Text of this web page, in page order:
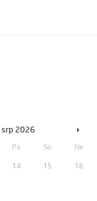
srp 2026
Pá So Ne
14 15 16